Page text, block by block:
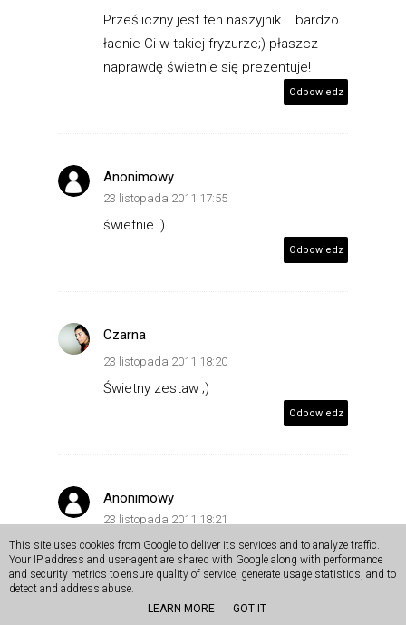
Prześliczny jest ten naszyjnik... bardzo
ładnie Ci w takiej fryzurze;) płaszcz
naprawdę świetnie się prezentuje!
Odpowiedz
Anonimowy
23 listopada 2011 17:55
świetnie :)
Odpowiedz
Czarna
23 listopada 2011 18:20
Świetny zestaw ;)
Odpowiedz
Anonimowy
23 listopada 2011 18:21
uwielbiam Cie w takich zestawieniach!
Odpowiedz
This site uses cookies from Google to deliver its services and to analyze traffic.
Your IP address and user-agent are shared with Google along with performance
and security metrics to ensure quality of service, generate usage statistics, and to
detect and address abuse.
LEARN MORE
GOT IT